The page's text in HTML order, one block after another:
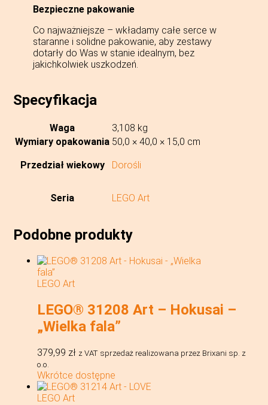
Bezpieczne pakowanie
Co najważniejsze – wkładamy całe serce w
staranne i solidne pakowanie, aby zestawy
dotarły do Was w stanie idealnym, bez
jakichkolwiek uszkodzeń.
Specyfikacja
Waga
3,108 kg
Wymiary opakowania 50,0 × 40,0 × 15,0 cm
Przedział wiekowy Dorośli
Seria LEGO Art
Podobne produkty
LEGO Art
LEGO® 31208 Art – Hokusai –
„Wielka fala”
379,99 zł z VAT sprzedaż realizowana przez Brixani sp. z
o.o.
Wkrótce dostępne
LEGO Art